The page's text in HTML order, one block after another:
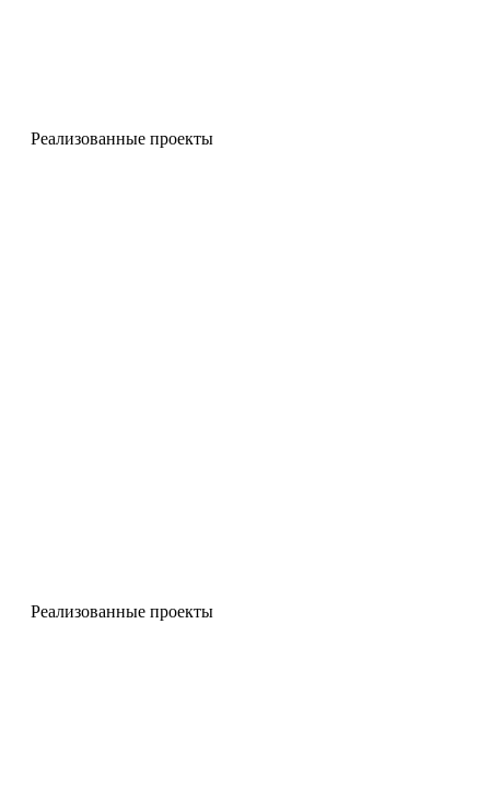
Реализованные проекты
Реализованные проекты